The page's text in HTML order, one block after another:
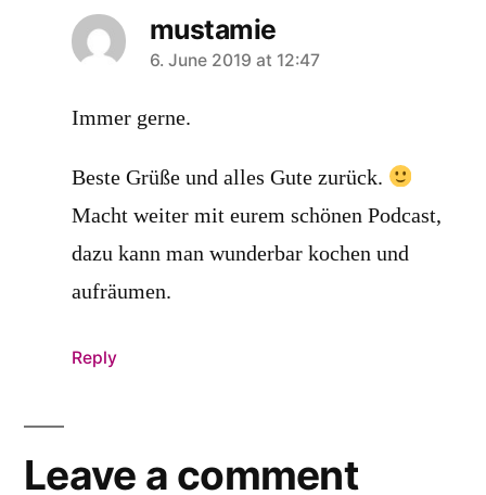
mustamie
says:
6. June 2019 at 12:47
Immer gerne.
Beste Grüße und alles Gute zurück.
Macht weiter mit eurem schönen Podcast,
dazu kann man wunderbar kochen und
aufräumen.
Reply
Leave a comment